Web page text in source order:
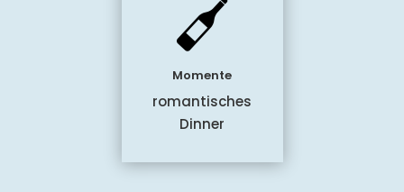
Momente
romantisches
Dinner